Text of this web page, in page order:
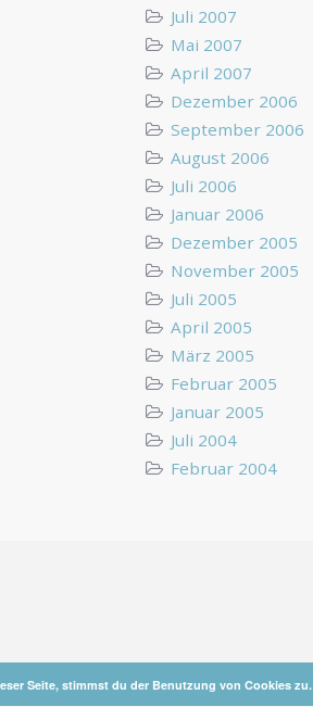
Juli 2007
Mai 2007
April 2007
Dezember 2006
September 2006
August 2006
Juli 2006
Januar 2006
Dezember 2005
November 2005
Juli 2005
April 2005
März 2005
Februar 2005
Januar 2005
Juli 2004
Februar 2004
Seite, stimmst du der Benutzung von Cookies zu.